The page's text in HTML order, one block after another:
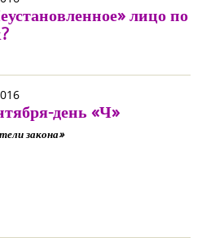
лицо по
день «Ч»
закона»